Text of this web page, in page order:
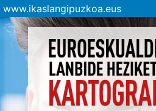
www.ikaslangipuzkoa.eus